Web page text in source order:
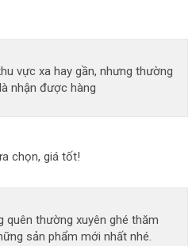
vực xa hay gần, nhưng thường
nhận được hàng
chọn, giá tốt!
quên thường xuyên ghé thăm
sản phẩm mới nhất nhé.